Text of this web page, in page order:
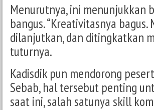
Menurutnya, ini menunjukkan
bangus. “Kreativitasnya
dilanjutkan, dan ditingkatkan
tuturnya.
Kadisdik pun mendorong
Sebab, hal tersebut penting
saat ini, salah satunya skill